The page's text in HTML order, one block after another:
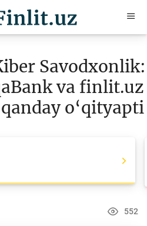
Savodxonlik:
va finlit.uz
o‘qityapti
552